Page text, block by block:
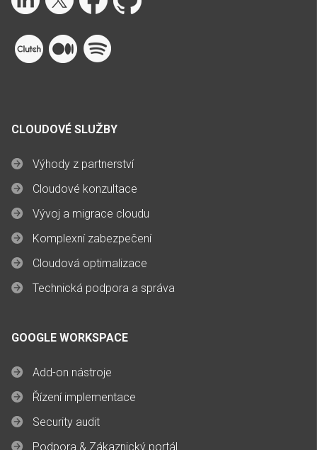
CLOUDOVÉ SLUŽBY
Výhody z partnerství
Cloudové konzultace
Vývoj a migrace cloudu
Komplexní zabezpečení
Cloudová optimalizace
Technická podpora a správa
GOOGLE WORKSPACE
Add-on nástroje
Řízení implementace
Security audit
Podpora & Zákaznický portál